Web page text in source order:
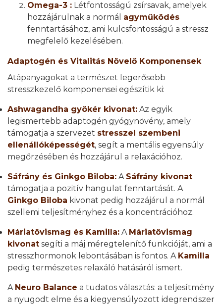
Omega-3 : Létfontosságú zsírsavak, amelyek
hozzájárulnak a normál agyműködés
fenntartásához, ami kulcsfontosságú a stressz
megfelelő kezelésében.
Adaptogén és Vitalitás Növelő Komponensek
Atápanyagokat a természet legerősebb
stresszkezelő komponensei egészítik ki:
Ashwagandha gyökér kivonat: Az egyik
legismertebb adaptogén gyógynövény, amely
támogatja a szervezet stresszel szembeni
ellenállóképességét, segít a mentális egyensúly
megőrzésében és hozzájárul a relaxációhoz.
Sáfrány és Ginkgo Biloba: A Sáfrány kivonat
támogatja a pozitív hangulat fenntartását. A
Ginkgo Biloba kivonat pedig hozzájárul a normál
szellemi teljesítményhez és a koncentrációhoz.
Máriatövismag és Kamilla: A Máriatövismag
kivonat segíti a máj méregtelenítő funkcióját, ami a
stresszhormonok lebontásában is fontos. A Kamilla
pedig természetes relaxáló hatásáról ismert.
A Neuro Balance a tudatos választás: a teljesítmény
a nyugodt elme és a kiegyensúlyozott idegrendszer